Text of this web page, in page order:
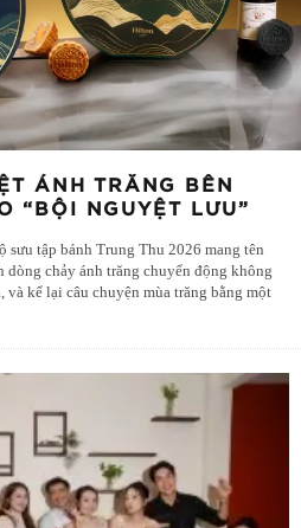
ÁNH TRĂNG BÊN
“BỘI NGUYỆT LƯU”
tập bánh Trung Thu 2026 mang tên
chảy ánh trăng chuyển động không
và kể lại câu chuyện mùa trăng bằng một